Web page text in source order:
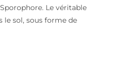
Le véritable
le sol, sous forme de